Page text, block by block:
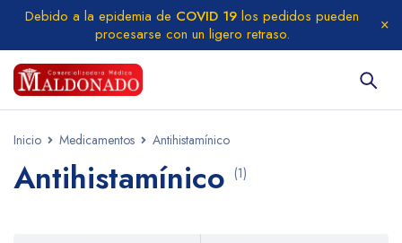
Debido a la epidemia de COVID 19 los pedidos pueden
procesarse con un ligero retraso.
Inicio Medicamentos Antihistamínico
Antihistamínico (1)